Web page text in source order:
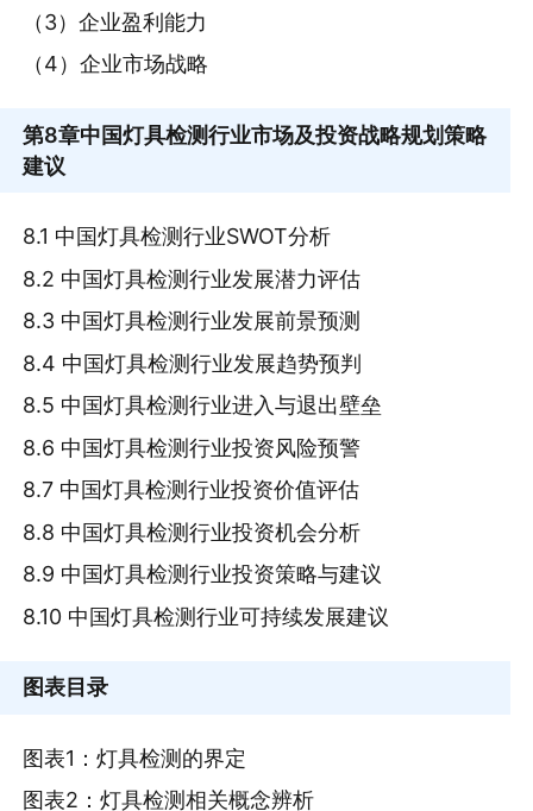
（3）企业盈利能力
（4）企业市场战略
第8章中国灯具检测行业市场及投资战略规划策略
建议
8.1 中国灯具检测行业SWOT分析
8.2 中国灯具检测行业发展潜力评估
8.3 中国灯具检测行业发展前景预测
8.4 中国灯具检测行业发展趋势预判
8.5 中国灯具检测行业进入与退出壁垒
8.6 中国灯具检测行业投资风险预警
8.7 中国灯具检测行业投资价值评估
8.8 中国灯具检测行业投资机会分析
8.9 中国灯具检测行业投资策略与建议
8.10 中国灯具检测行业可持续发展建议
图表目录
图表1：灯具检测的界定
图表2：灯具检测相关概念辨析